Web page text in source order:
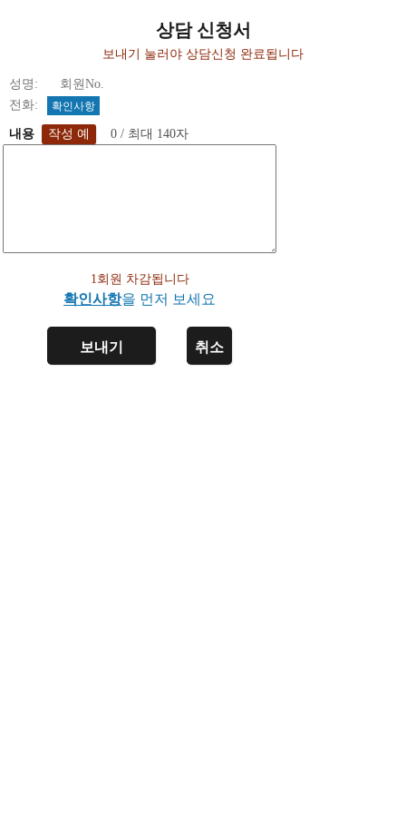
상담 신청서
보내기 눌러야 상담신청 완료됩니다
성명: 회원No.
전화:
확인사항
내용 0 / 최대 140자
1회원 차감됩니다
확인사항을 먼저 보세요